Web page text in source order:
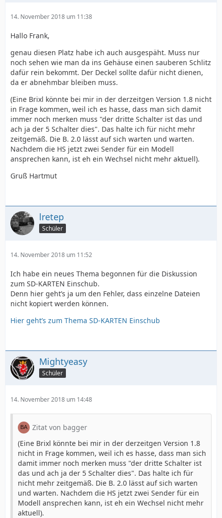
14. November 2018 um 11:38
Hallo Frank,
genau diesen Platz habe ich auch ausgespäht. Muss nur
noch sehen wie man da ins Gehäuse einen sauberen Schlitz
dafür rein bekommt. Der Deckel sollte dafür nicht dienen,
da er abnehmbar bleiben muss.
(Eine Brixl könnte bei mir in der derzeitgen Version 1.8 nicht
in Frage kommen, weil ich es hasse, dass man sich damit
immer noch merken muss "der dritte Schalter ist das und
ach ja der 5 Schalter dies". Das halte ich für nicht mehr
zeitgemäß. Die B. 2.0 lässt auf sich warten und warten.
Nachdem die HS jetzt zwei Sender für ein Modell
ansprechen kann, ist eh ein Wechsel nicht mehr aktuell).
Gruß Hartmut
lretep
Schüler
14. November 2018 um 11:52
Ich habe ein neues Thema begonnen für die Diskussion
zum SD-KARTEN Einschub.
Denn hier geht’s ja um den Fehler, dass einzelne Dateien
nicht kopiert werden können.
Hier geht’s zum Thema SD-KARTEN Einschub
Mightyeasy
Schüler
14. November 2018 um 14:48
Zitat von bagger
(Eine Brixl könnte bei mir in der derzeitgen Version 1.8
nicht in Frage kommen, weil ich es hasse, dass man sich
damit immer noch merken muss "der dritte Schalter ist
das und ach ja der 5 Schalter dies". Das halte ich für
nicht mehr zeitgemäß. Die B. 2.0 lässt auf sich warten
und warten. Nachdem die HS jetzt zwei Sender für ein
Modell ansprechen kann, ist eh ein Wechsel nicht mehr
aktuell).